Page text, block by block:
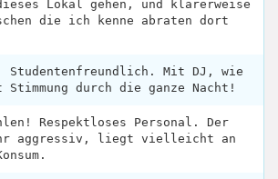
Lokal gehen, und klarerweise
die ich kenne abraten dort
Studentenfreundlich. Mit DJ, wie
Stimmung durch die ganze Nacht!
Respektloses Personal. Der
aggressiv, liegt vielleicht an